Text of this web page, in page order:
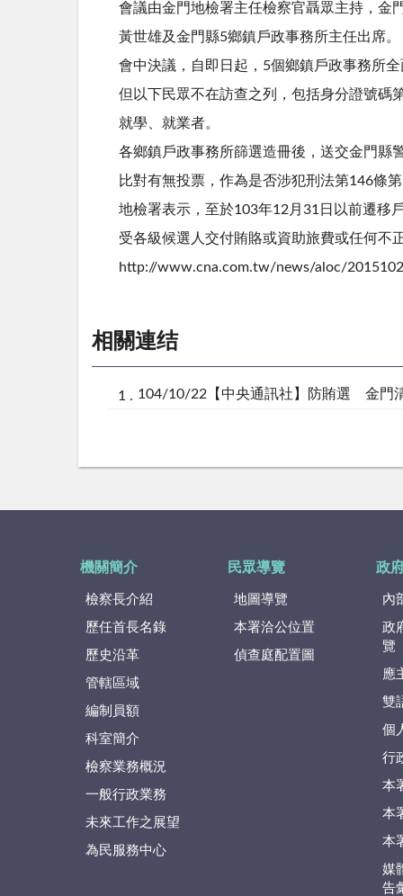
會議由金門地檢署主任檢察官聶眾主持，金
黃世雄及金門縣5鄉鎮戶政事務所主任出席。
會中決議，自即日起，5個鄉鎮戶政事務所
但以下民眾不在訪查之列，包括身分證號碼
就學、就業者。
各鄉鎮戶政事務所篩選造冊後，送交金門縣
比對有無投票，作為是否涉犯刑法第146條
地檢署表示，至於103年12月31日以前遷移
受各級候選人交付賄賂或資助旅費或任何不
http://www.cna.com.tw/news/aloc/
相關連结
104/10/22【中央通訊社】防賄選 金門
機關簡介
檢察長介紹
歷任首長名錄
歷史沿革
管轄區域
編制員額
科室簡介
檢察業務概況
一般行政業務
未來工作之展望
為民服務中心
民眾導覽
地圖導覽
本署洽公位置
偵查庭配置圖
政
內
政
覽
應
雙
個
行
本
本
本
媒
告